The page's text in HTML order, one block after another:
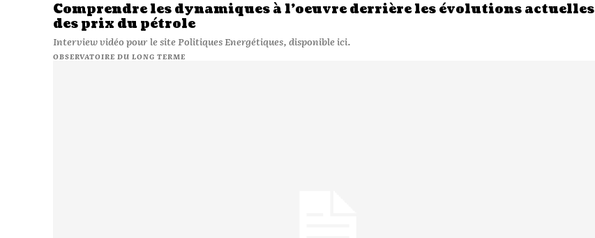
Comprendre les dynamiques à l’oeuvre derrière les évolutions actuelles
des prix du pétrole
Interview vidéo pour le site Politiques Energétiques, disponible ici.
OBSERVATOIRE DU LONG TERME